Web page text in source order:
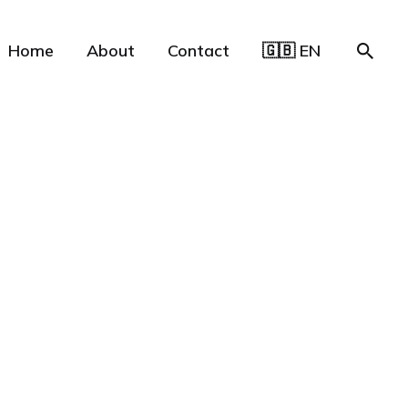
Home About Contact 🇬🇧 EN